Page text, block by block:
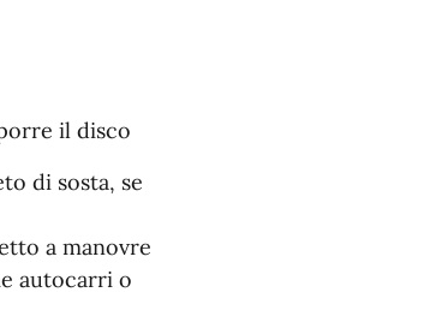
il disco
di sosta, se
a manovre
autocarri o